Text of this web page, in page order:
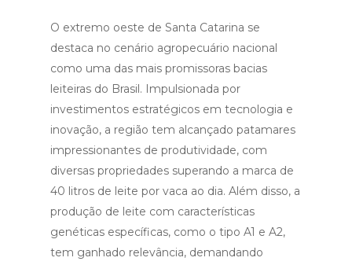
O extremo oeste de Santa Catarina se
destaca no cenário agropecuário nacional
como uma das mais promissoras bacias
leiteiras do Brasil. Impulsionada por
investimentos estratégicos em tecnologia e
inovação, a região tem alcançado patamares
impressionantes de produtividade, com
diversas propriedades superando a marca de
40 litros de leite por vaca ao dia. Além disso, a
produção de leite com características
genéticas específicas, como o tipo A1 e A2,
tem ganhado relevância, demandando